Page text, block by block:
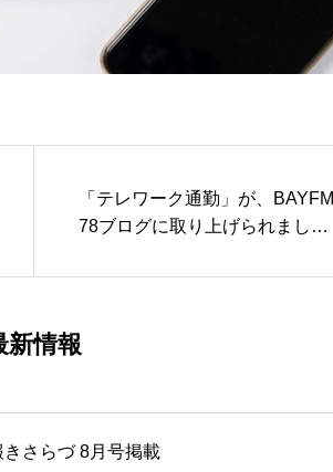
「テレワーク通勤」が、BAYFM
78ブログに取り上げられまし
新情報
きさらづ 8月号掲載